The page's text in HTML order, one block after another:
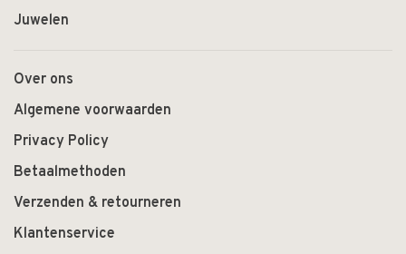
Juwelen
Over ons
Algemene voorwaarden
Privacy Policy
Betaalmethoden
Verzenden & retourneren
Klantenservice